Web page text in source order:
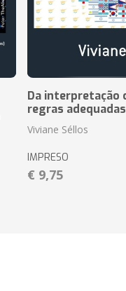
Da interpretação
regras
Viviane Séllos
IMPRESO
€ 9,75